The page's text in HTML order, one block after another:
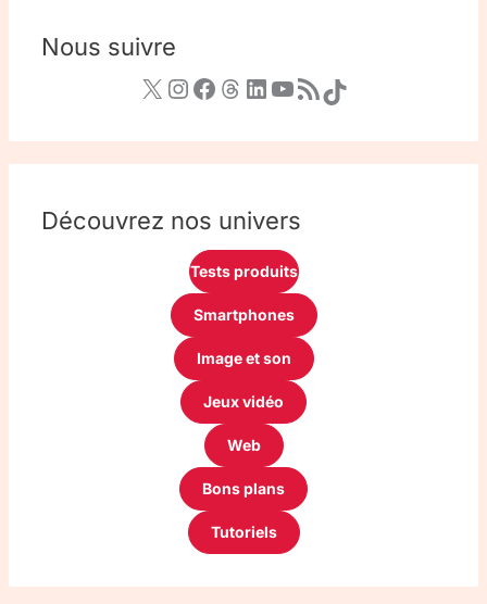
Nous suivre
Découvrez nos univers
Tests produits
Smartphones
Image et son
Jeux vidéo
Web
Bons plans
Tutoriels